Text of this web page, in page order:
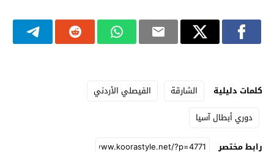
كلمات دليلية الشارقة
الفيصلي الأردني
دوري أبطال آسيا
رابط مختصر